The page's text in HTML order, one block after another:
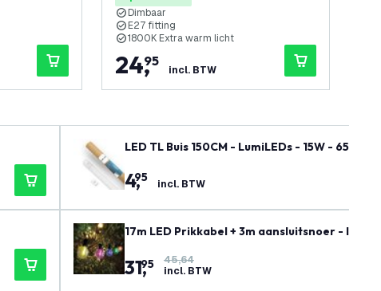
Dimbaar
E27 fitting
1800K Extra warm licht
24,
95
incl. BTW
LED TL Buis 150CM - LumiLEDs - 15W -
4,
95 incl. BTW
17m LED Prikkabel + 3m aansluitsnoer - IP44
31,
95
45,64
incl. BTW